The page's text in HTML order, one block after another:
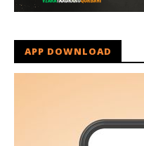
APP DOWNLOAD